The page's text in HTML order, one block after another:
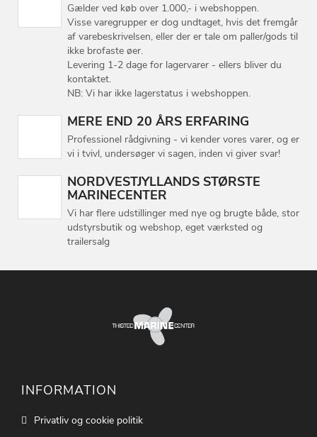
Gælder ved køb over 1.000,- i webshoppen.
Visse varegrupper er dog undtaget, hvis det fremgår
af varebeskrivelsen, eller der er tale om paller/gods til
ikke brofaste øer.
Levering 1-2 dage for lagervarer - ellers bliver du
kontaktet.
NB: Vi har ikke lagerstatus i webshoppen.
MERE END 20 ÅRS ERFARING
Professionel rådgivning - vi kender vores varer, og er
vi i tvivl, undersøger vi sagen, inden vi giver svar!
NORDVESTJYLLANDS STØRSTE
MARINECENTER
Vi har flere udstillinger med nye og brugte både, stor
udstyrsbutik og webshop, eget værksted og
trailersalg
INFORMATION
Privatliv og cookie politik